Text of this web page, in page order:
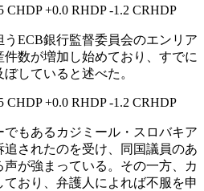
+0.0 RHDP -1.2 CRHDP
うECB銀行監督委員会のエンリア
数が増加し始めており、すでに
していると述べた。
+0.0 RHDP -1.2 CRHDP
でもあるカジミール・スロバキア
されたのを受け、同国議員のあ
が強まっている。その一方、カ
おり、弁護人によれば不服を申